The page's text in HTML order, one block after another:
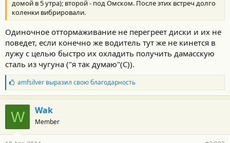
домой в 5 утра); второй - под Омском. После этих встреч долго
коленки вибрировали.
Одиночное оттормаживание не перегреет диски и их не
поведет, если конечно же водитель тут же не кинется в
лужу с целью быстро их охладить получить дамасскую
сталь из чугуна ("я так думаю"(С)).
Б
л
а
г
о
д
а
amfsilverвыразил свою благодарность
W Wak
Member